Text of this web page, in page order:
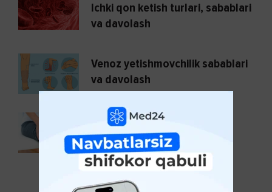
Ichki qon ketish turlari, sabablari
va davolash
Venoz yetishmovchilik sabablari
va davolash
Revmatizm kasalligidan
saqlaning!
KO'PROQ KO'RSATISH